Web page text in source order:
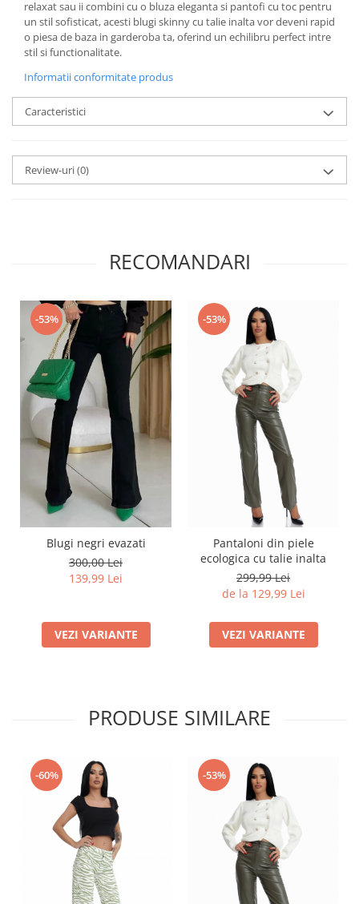
relaxat sau ii combini cu o bluza eleganta si pantofi cu toc pentru
un stil sofisticat, acesti blugi skinny cu talie inalta vor deveni rapid
o piesa de baza in garderoba ta, oferind un echilibru perfect intre
stil si functionalitate.
Informatii conformitate produs
Caracteristici
Review-uri(0)
RECOMANDARI
-53%
Blugi negri evazati
300,00 Lei
139,99 Lei
VEZI VARIANTE
-53%
Pantaloni din piele
ecologica cu talie inalta
299,99 Lei
de la 129,99 Lei
VEZI VARIANTE
PRODUSE SIMILARE
-60% -53%